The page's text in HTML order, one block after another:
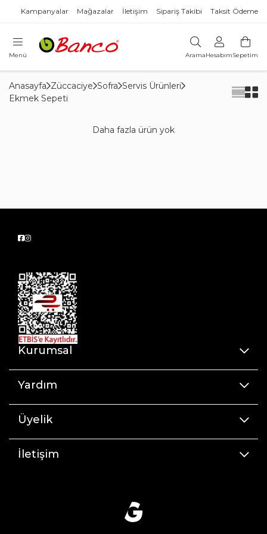
Kampanyalar Mağazalar İletişim Sipariş Takibi Taksit Ödeme
Menü AramaHesabımSepetim
Anasayfa Züccaciye Sofra Servis Ürünleri
Ekmek Sepeti
Daha fazla ürün yok
Kurumsal
Yardım
Üyelik
İletişim